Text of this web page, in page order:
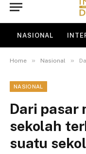
NASIONAL
Home » Nasional »
NASIONAL
Dari pasar
sekolah
suatu